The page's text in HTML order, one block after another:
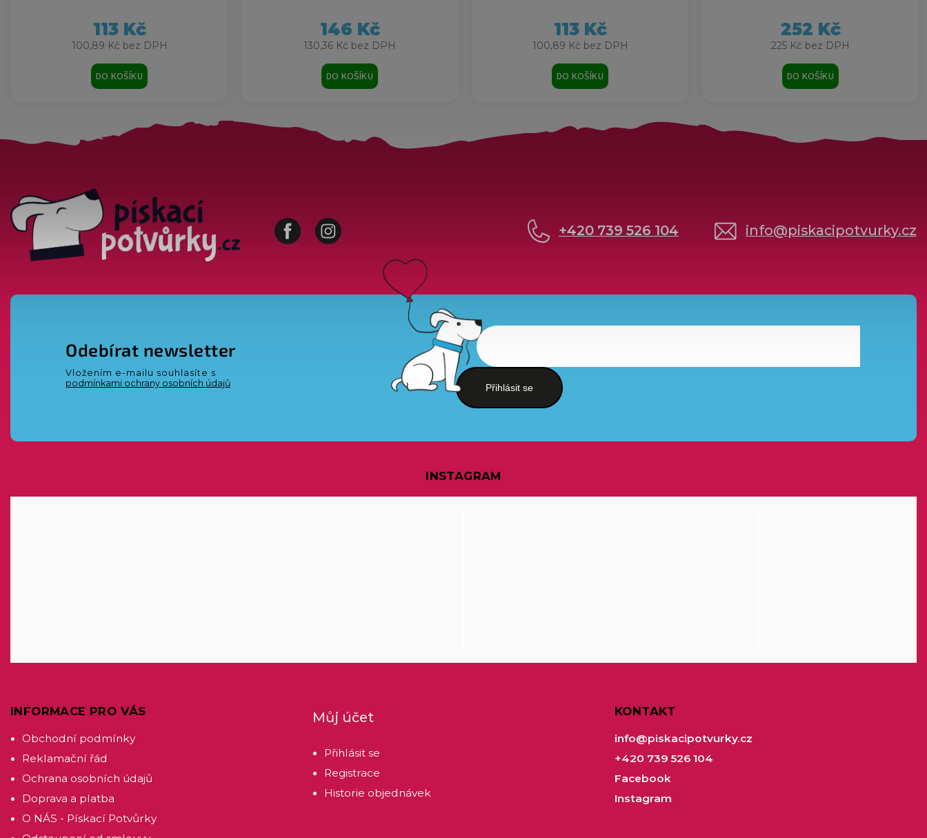
100,89 Kč bez DPH
113 Kč
DO KOŠÍKU
130,36 Kč bez DPH
146 Kč
DO KOŠÍKU
100,89 Kč bez DPH
113 Kč
DO KOŠÍKU
225 Kč bez DPH
252 Kč
DO KOŠÍKU
FacebookInstagram info@piskacipotvurky.cz
+420 739 526 104
Odebírat newsletter
Vložením e-mailu souhlasíte s
podmínkami ochrany osobních údajů
Přihlásit se
INSTAGRAM
INFORMACE PRO VÁS
Obchodní podmínky
Reklamační řád
Ochrana osobních údajů
Doprava a platba
O NÁS - Pískací Potvůrky
Můj účet
Přihlásit se
Registrace
Historie objednávek
KONTAKT
info@piskacipotvurky.cz
+420 739 526 104
Facebook
Instagram